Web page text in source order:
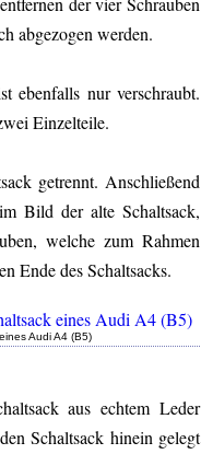
abgezogen werden.
ebenfalls nur verschraubt.
Einzelteile.
getrennt. Anschließend
Bild der alte Schaltsack,
welche zum Rahmen
Ende des Schaltsacks.
Audi A4 (B5)
aus echtem Leder
Schaltsack hinein gelegt